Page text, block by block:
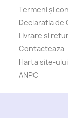
Termeni și
Declaratia
Livrare si
Harta site-ului
ANPC